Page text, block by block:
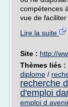
compétences
vue de faciliter
Lire la suite
Site : http://
Thèmes liés :
diplome /
recherche
d'emploi
emploi d